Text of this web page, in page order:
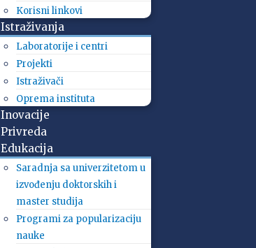
Korisni linkovi
Istraživanja
Laboratorije i centri
Projekti
Istraživači
Oprema instituta
Inovacije
Privreda
Edukacija
Saradnja sa univerzitetom u
izvođenju doktorskih i
master studija
Programi za popularizaciju
nauke